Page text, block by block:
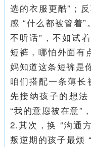
选的衣服更酷”；
感 “什么都被管着
不听话”，不如试
短裤，哪怕外面有
妈知道这条短裤是
咱们搭配一条薄长
先接纳孩子的想
“我的意愿被在意”
2.其次，换 “沟通
叛逆期的孩子最烦